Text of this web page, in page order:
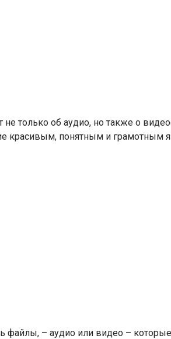
только об аудио, но также о
красивым, понятным и грамотным
файлы, – аудио или видео –